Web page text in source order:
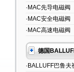
·MAC先导电磁阀
·MAC安全电磁阀
·MAC高速电磁阀
德国
·BALLUFF巴鲁夫